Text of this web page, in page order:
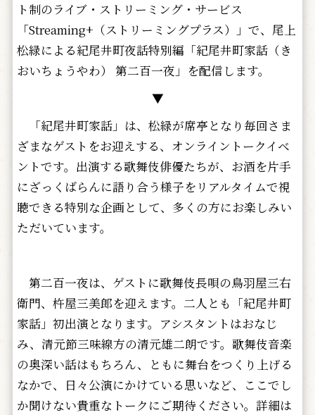
ト制のライブ・ストリーミング・サービス
「Streaming+（ストリーミングプラス）」で、尾上
松緑による紀尾井町夜話特別編「紀尾井町家話（き
おいちょうやわ） 第二百一夜」を配信します。
▼
「紀尾井町家話」は、松緑が席亭となり毎回さま
ざまなゲストをお迎えする、オンライントークイベ
ントです。出演する歌舞伎俳優たちが、お酒を片手
にざっくばらんに語り合う様子をリアルタイムで視
聴できる特別な企画として、多くの方にお楽しみい
ただいています。
第二百一夜は、ゲストに歌舞伎長唄の鳥羽屋三右
衛門、杵屋三美郎を迎えます。二人とも「紀尾井町
家話」初出演となります。アシスタントはおなじ
み、清元節三味線方の清元雄二朗です。歌舞伎音楽
の奥深い話はもちろん、ともに舞台をつくり上げる
なかで、日々公演にかけている思いなど、ここでし
か聞けない貴重なトークにご期待ください。詳細は